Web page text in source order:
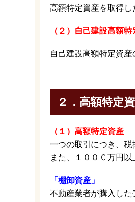
高額特定資産を取得し
（２）自己建設高額
自己建設高額特定資
２．高額特定
（１）高額特定資産
一つの取引につき、税
また、１０００万円
「棚卸資産」
不動産業者が購入し